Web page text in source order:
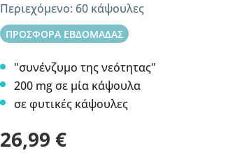
Περιεχόμενο: 60 κάψουλες
ΠΡΟΣΦΟΡΑ ΕΒΔΟΜΑΔΑΣ
"συνένζυμο της νεότητας"
200 mg σε μία κάψουλα
σε φυτικές κάψουλες
26,99 €